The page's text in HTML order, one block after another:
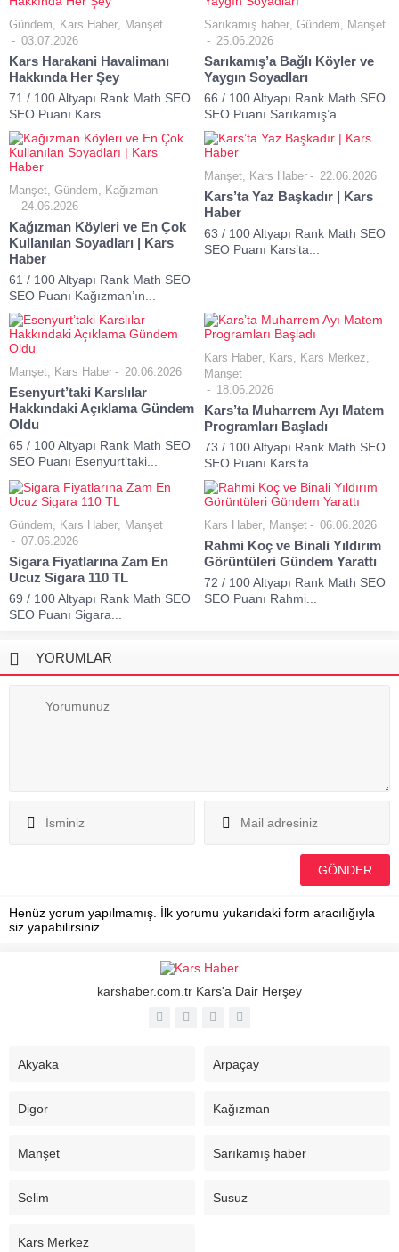
Gündem, Kars Haber, Manşet
03.07.2026
Kars Harakani Havalimanı
Hakkında Her Şey
71 / 100 Altyapı Rank Math SEO
SEO Puanı Kars...
Sarıkamış haber, Gündem, Manşet
25.06.2026
Sarıkamış’a Bağlı Köyler ve
Yaygın Soyadları
66 / 100 Altyapı Rank Math SEO
SEO Puanı Sarıkamış’a...
Manşet, Gündem, Kağızman
24.06.2026
Kağızman Köyleri ve En Çok
Kullanılan Soyadları | Kars
Haber
61 / 100 Altyapı Rank Math SEO
SEO Puanı Kağızman’ın...
Manşet, Kars Haber 22.06.2026
Kars’ta Yaz Başkadır | Kars
Haber
63 / 100 Altyapı Rank Math SEO
SEO Puanı Kars’ta...
Manşet, Kars Haber 20.06.2026
Esenyurt’taki Karslılar
Hakkındaki Açıklama Gündem
Oldu
65 / 100 Altyapı Rank Math SEO
SEO Puanı Esenyurt’taki...
Kars Haber, Kars, Kars Merkez,
Manşet
18.06.2026
Kars’ta Muharrem Ayı Matem
Programları Başladı
73 / 100 Altyapı Rank Math SEO
SEO Puanı Kars’ta...
Gündem, Kars Haber, Manşet
07.06.2026
Sigara Fiyatlarına Zam En
Ucuz Sigara 110 TL
69 / 100 Altyapı Rank Math SEO
SEO Puanı Sigara...
Kars Haber, Manşet 06.06.2026
Rahmi Koç ve Binali Yıldırım
Görüntüleri Gündem Yarattı
72 / 100 Altyapı Rank Math SEO
SEO Puanı Rahmi...
YORUMLAR
Henüz yorum yapılmamış. İlk yorumu yukarıdaki form aracılığıyla
siz yapabilirsiniz.
karshaber.com.tr Kars'a Dair Herşey
Akyaka Arpaçay
Digor Kağızman
Manşet Sarıkamış haber
Selim Susuz
Kars Merkez